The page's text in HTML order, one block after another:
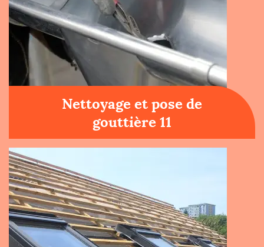
Nettoyage et pose de
gouttière 11